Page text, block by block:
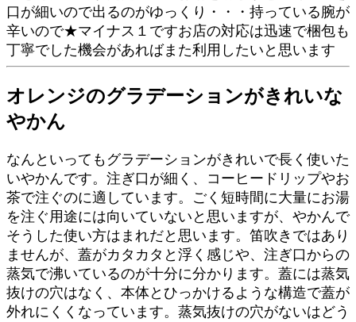
口が細いので出るのがゆっくり・・・持っている腕が
辛いので★マイナス１ですお店の対応は迅速で梱包も
丁寧でした機会があればまた利用したいと思います
オレンジのグラデーションがきれいな
やかん
なんといってもグラデーションがきれいで長く使いた
いやかんです。注ぎ口が細く、コーヒードリップやお
茶で注ぐのに適しています。ごく短時間に大量にお湯
を注ぐ用途には向いていないと思いますが、やかんで
そうした使い方はまれだと思います。笛吹きではあり
ませんが、蓋がカタカタと浮く感じや、注ぎ口からの
蒸気で沸いているのが十分に分かります。蓋には蒸気
抜けの穴はなく、本体とひっかけるような構造で蓋が
外れにくくなっています。蒸気抜けの穴がないはどう